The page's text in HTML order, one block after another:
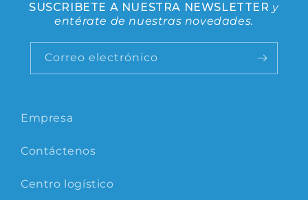
Empresa
Contáctenos
Centro logístico
SUSCRIBETE A NUESTRA NEWSLETTER y
entérate de nuestras novedades.
Correo electrónico